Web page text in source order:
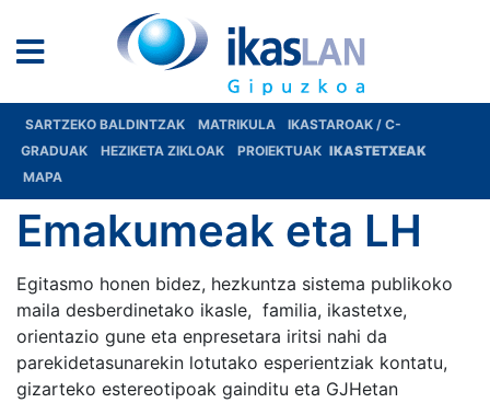
SARTZEKO BALDINTZAK MATRIKULA
IKASTAROAK / C-
GRADUAK
HEZIKETA ZIKLOAK PROIEKTUAK IKASTETXEAK
MAPA
Emakumeak eta LH
Egitasmo honen bidez, hezkuntza sistema publikoko
maila desberdinetako ikasle, familia, ikastetxe,
orientazio gune eta enpresetara iritsi nahi da
parekidetasunarekin lotutako esperientziak kontatu,
gizarteko estereotipoak gainditu eta GJHetan